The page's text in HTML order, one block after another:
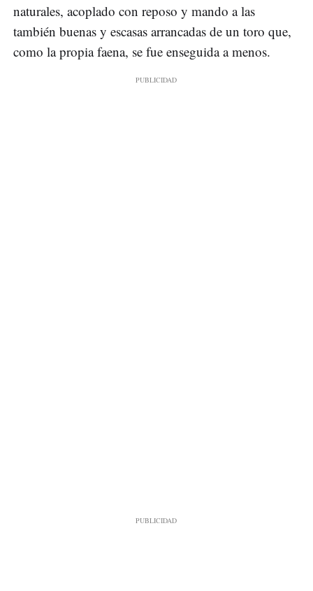
naturales, acoplado con reposo y mando a las
también buenas y escasas arrancadas de un toro que,
como la propia faena, se fue enseguida a menos.